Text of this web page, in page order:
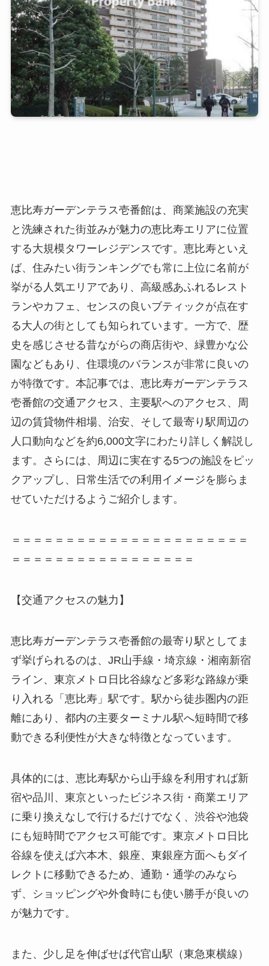
恵比寿ガーデンテラス壱番館は、商業施設の充実
と洗練された街並みが魅力の恵比寿エリアに位置
する大規模タワーレジデンスです。恵比寿といえ
ば、住みたい街ランキングでも常に上位に名前が
挙がる人気エリアであり、高級感あふれるレスト
ランやカフェ、センスの良いブティックが点在す
る大人の街としても知られています。一方で、歴
史を感じさせる昔ながらの商店街や、緑豊かな公
園などもあり、住環境のバランスが非常に良いの
が特徴です。本記事では、恵比寿ガーデンテラス
壱番館の交通アクセス、主要駅へのアクセス、周
辺の賃貸物件相場、治安、そして最寄り駅周辺の
人口動向などを約6,000文字にわたり詳しく解説し
ます。さらには、周辺に実在する5つの施設をピッ
クアップし、日常生活での利用イメージを膨らま
せていただけるようご紹介します。
＝＝＝＝＝＝＝＝＝＝＝＝＝＝＝＝＝＝＝＝＝＝
＝＝＝＝＝＝＝＝＝＝＝＝＝＝＝＝＝
【交通アクセスの魅力】
恵比寿ガーデンテラス壱番館の最寄り駅としてま
ず挙げられるのは、JR山手線・埼京線・湘南新宿
ライン、東京メトロ日比谷線など多彩な路線が乗
り入れる「恵比寿」駅です。駅から徒歩圏内の距
離にあり、都内の主要ターミナル駅へ短時間で移
動できる利便性が大きな特徴となっています。
具体的には、恵比寿駅から山手線を利用すれば新
宿や品川、東京といったビジネス街・商業エリア
に乗り換えなしで行けるだけでなく、渋谷や池袋
にも短時間でアクセス可能です。東京メトロ日比
谷線を使えば六本木、銀座、東銀座方面へもダイ
レクトに移動できるため、通勤・通学のみなら
ず、ショッピングや外食時にも使い勝手が良いの
が魅力です。
また、少し足を伸ばせば代官山駅（東急東横線）